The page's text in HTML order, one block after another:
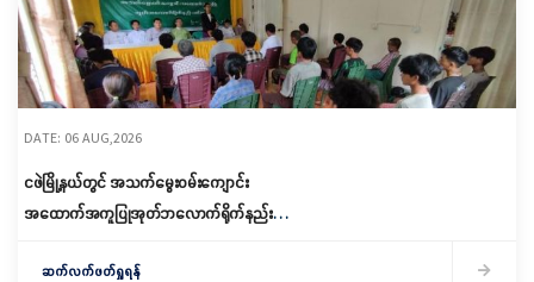
DATE: 06 AUG,2026
ငဖဲမြို့နယ်တွင် အသက်မွေးဝမ်းကျောင်း
အထောက်အကူပြုအုတ်ဘလောက်ရိုက်နည်း
ဆက်လက်ဖတ်ရှုရန်